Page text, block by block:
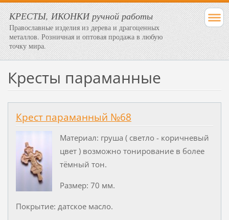
КРЕСТЫ, ИКОНКИ ручной работы
Православные изделия из дерева и драгоценных
металлов. Розничная и оптовая продажа в любую
точку мира.
Кресты параманные
Крест параманный №68
Материал: груша ( светло - коричневый
цвет ) возможно тонирование в более
тёмный тон.
Размер: 70 мм.
Покрытие: датское масло.